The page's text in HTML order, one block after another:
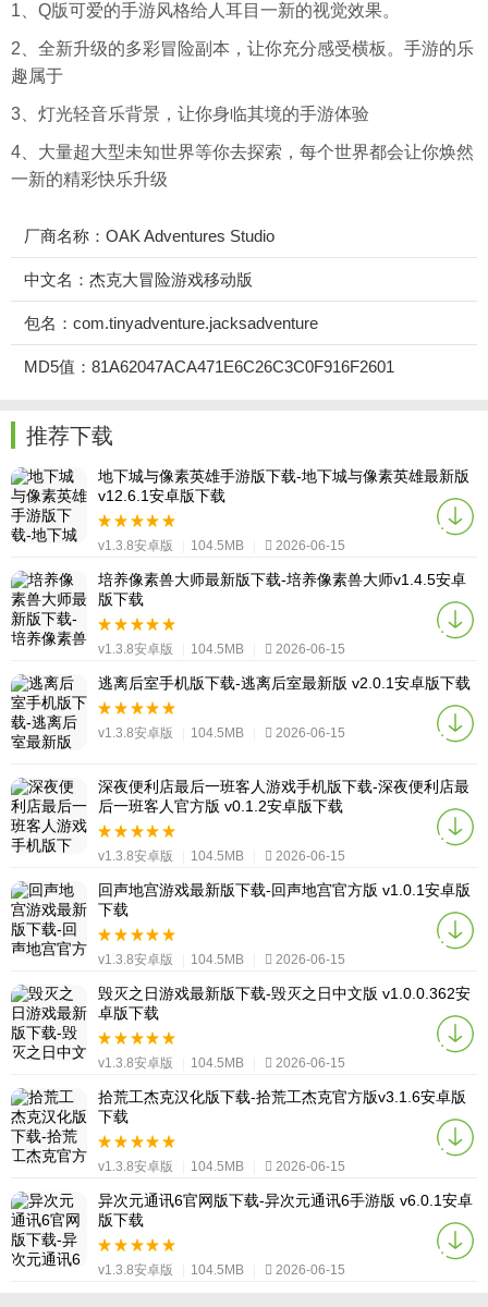
1、Q版可爱的手游风格给人耳目一新的视觉效果。
2、全新升级的多彩冒险副本，让你充分感受横板。手游的乐
趣属于
3、灯光轻音乐背景，让你身临其境的手游体验
4、大量超大型未知世界等你去探索，每个世界都会让你焕然
一新的精彩快乐升级
厂商名称：OAK Adventures Studio
中文名：杰克大冒险游戏移动版
包名：com.tinyadventure.jacksadventure
MD5值：81A62047ACA471E6C26C3C0F916F2601
推荐下载
地下城与像素英雄手游版下载-地下城与像素英雄最新版
v12.6.1安卓版下载
v1.3.8安卓版 104.5MB 2026-06-15
培养像素兽大师最新版下载-培养像素兽大师v1.4.5安卓
版下载
v1.3.8安卓版 104.5MB 2026-06-15
逃离后室手机版下载-逃离后室最新版 v2.0.1安卓版下载
v1.3.8安卓版 104.5MB 2026-06-15
深夜便利店最后一班客人游戏手机版下载-深夜便利店最
后一班客人官方版 v0.1.2安卓版下载
v1.3.8安卓版 104.5MB 2026-06-15
回声地宫游戏最新版下载-回声地宫官方版 v1.0.1安卓版
下载
v1.3.8安卓版 104.5MB 2026-06-15
毁灭之日游戏最新版下载-毁灭之日中文版 v1.0.0.362安
卓版下载
v1.3.8安卓版 104.5MB 2026-06-15
拾荒工杰克汉化版下载-拾荒工杰克官方版v3.1.6安卓版
下载
v1.3.8安卓版 104.5MB 2026-06-15
异次元通讯6官网版下载-异次元通讯6手游版 v6.0.1安卓
版下载
v1.3.8安卓版 104.5MB 2026-06-15